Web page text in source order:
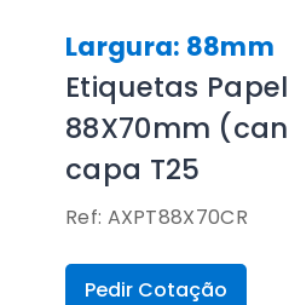
Largura: 88mm
Etiquetas
88X70mm
capa T25
Ref: AXPT88X70CR
Pedir Cotação